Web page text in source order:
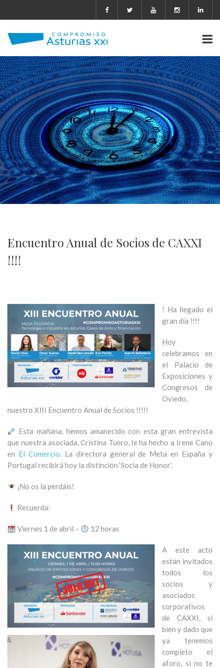
Encuentro Anual de Socios de CAXXI
!!!!
! Ha llegado el
gran día !!!!
Hoy
celebramos en
el Palacio de
Exposiciones y
Congresos de
Oviedo,
nuestro XIII Encuentro Anual de Socios !!!!!
Esta mañana, hemos amanecido con esta gran entrevista
que nuestra asociada, Cristina Tuero, le ha hecho a Irene Cano
en El Comercio. La directora general de Meta en España y
Portugal recibirá hoy la distinción ‘Socia de Honor’.
¡No os la perdáis!
Recuerda:
Viernes 1 de abril – 12 horas
A este acto
están invitados
todos los
socios y
asociados
corporativos
de CAXXI, si
bien y dado que
ya tenemos
completo el
aforo, si no te